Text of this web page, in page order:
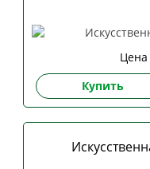
Цена
Купить